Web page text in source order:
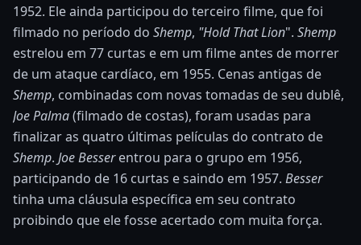
1952. Ele ainda participou do terceiro filme, que foi
filmado no período do Shemp, "Hold That Lion". Shemp
estrelou em 77 curtas e em um filme antes de morrer
de um ataque cardíaco, em 1955. Cenas antigas de
Shemp, combinadas com novas tomadas de seu dublê,
Joe Palma(filmado de costas), foram usadas para
finalizar as quatro últimas películas do contrato de
Shemp. Joe Besserentrou para o grupo em 1956,
participando de 16 curtas e saindo em 1957. Besser
tinha uma cláusula específica em seu contrato
proibindo que ele fosse acertado com muita força.